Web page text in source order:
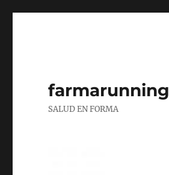
farmarunning
SALUD EN FORMA